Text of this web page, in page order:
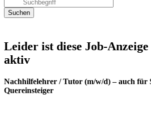
Leider ist diese Job-
aktiv
Nachhilfelehrer / Tutor (m/w/d) – auch für
Quereinsteiger